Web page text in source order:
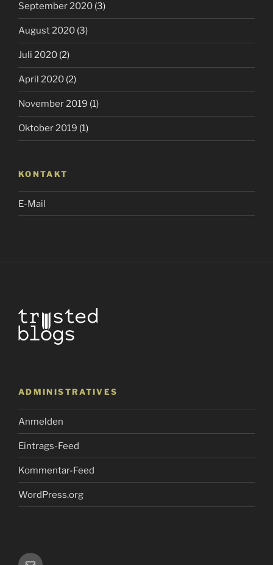
September 2020 (3)
August 2020 (3)
Juli 2020 (2)
April 2020 (2)
November 2019 (1)
Oktober 2019 (1)
KONTAKT
E-Mail
ADMINISTRATIVES
Anmelden
Eintrags-Feed
Kommentar-Feed
WordPress.org
E-